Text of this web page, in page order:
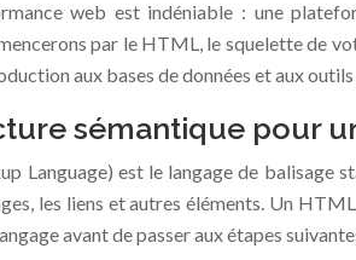
web est indéniable : une
par le HTML, le squelette de
aux bases de données et aux
sémantique pour
Language) est le langage de balisage
les liens et autres éléments. Un
avant de passer aux étapes